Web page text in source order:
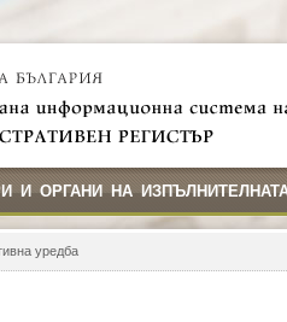
И ОРГАНИ НА
уредба